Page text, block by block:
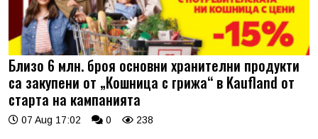
Близо 6 млн. броя основни хранителни продукти
са закупени от „Кошница с грижа“ в Kaufland от
старта на кампанията
07 Aug 17:02 0 238